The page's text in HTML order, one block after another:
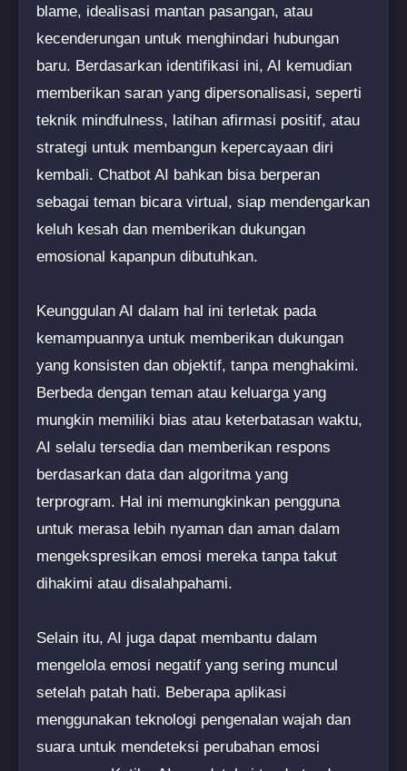
blame, idealisasi mantan pasangan, atau
kecenderungan untuk menghindari hubungan
baru. Berdasarkan identifikasi ini, AI kemudian
memberikan saran yang dipersonalisasi, seperti
teknik mindfulness, latihan afirmasi positif, atau
strategi untuk membangun kepercayaan diri
kembali. Chatbot AI bahkan bisa berperan
sebagai teman bicara virtual, siap mendengarkan
keluh kesah dan memberikan dukungan
emosional kapanpun dibutuhkan.
Keunggulan AI dalam hal ini terletak pada
kemampuannya untuk memberikan dukungan
yang konsisten dan objektif, tanpa menghakimi.
Berbeda dengan teman atau keluarga yang
mungkin memiliki bias atau keterbatasan waktu,
AI selalu tersedia dan memberikan respons
berdasarkan data dan algoritma yang
terprogram. Hal ini memungkinkan pengguna
untuk merasa lebih nyaman dan aman dalam
mengekspresikan emosi mereka tanpa takut
dihakimi atau disalahpahami.
Selain itu, AI juga dapat membantu dalam
mengelola emosi negatif yang sering muncul
setelah patah hati. Beberapa aplikasi
menggunakan teknologi pengenalan wajah dan
suara untuk mendeteksi perubahan emosi